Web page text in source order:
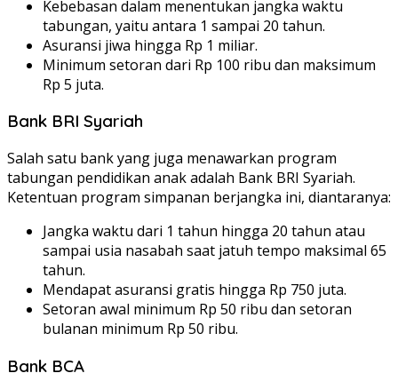
Kebebasan dalam menentukan jangka waktu
tabungan, yaitu antara 1 sampai 20 tahun.
Asuransi jiwa hingga Rp 1 miliar.
Minimum setoran dari Rp 100 ribu dan maksimum
Rp 5 juta.
Bank BRI Syariah
Salah satu bank yang juga menawarkan program
tabungan pendidikan anak adalah Bank BRI Syariah.
Ketentuan program simpanan berjangka ini, diantaranya:
Jangka waktu dari 1 tahun hingga 20 tahun atau
sampai usia nasabah saat jatuh tempo maksimal 65
tahun.
Mendapat asuransi gratis hingga Rp 750 juta.
Setoran awal minimum Rp 50 ribu dan setoran
bulanan minimum Rp 50 ribu.
Bank BCA